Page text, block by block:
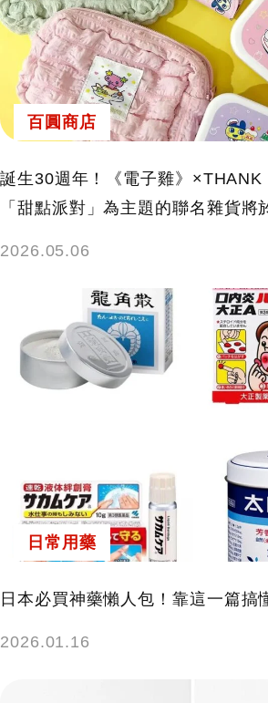
百圓商店
誕生30週年！《電子雞》
「甜點派對」為主題的聯名雜貨將
2026.05.06
日常用藥
日本必買神藥懶人包！靠這一篇
2026.01.16